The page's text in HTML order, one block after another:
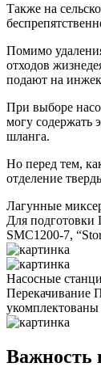
Также на
Помимо
отходов
подают на
При выборе
могу содержать
шланга.
Но перед тем,
отделение
Лагунные
Для подготовки
SMC1200-7,
Насосные
Перекачивание
Важность